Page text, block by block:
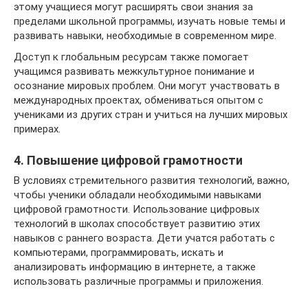
этому учащиеся могут расширять свои знания за
пределами школьной программы, изучать новые темы и
развивать навыки, необходимые в современном мире.
Доступ к глобальным ресурсам также помогает
учащимся развивать межкультурное понимание и
осознание мировых проблем. Они могут участвовать в
международных проектах, обмениваться опытом с
учениками из других стран и учиться на лучших мировых
примерах.
4. Повышение цифровой грамотности
В условиях стремительного развития технологий, важно,
чтобы ученики обладали необходимыми навыками
цифровой грамотности. Использование цифровых
технологий в школах способствует развитию этих
навыков с раннего возраста. Дети учатся работать с
компьютерами, программировать, искать и
анализировать информацию в интернете, а также
использовать различные программы и приложения.